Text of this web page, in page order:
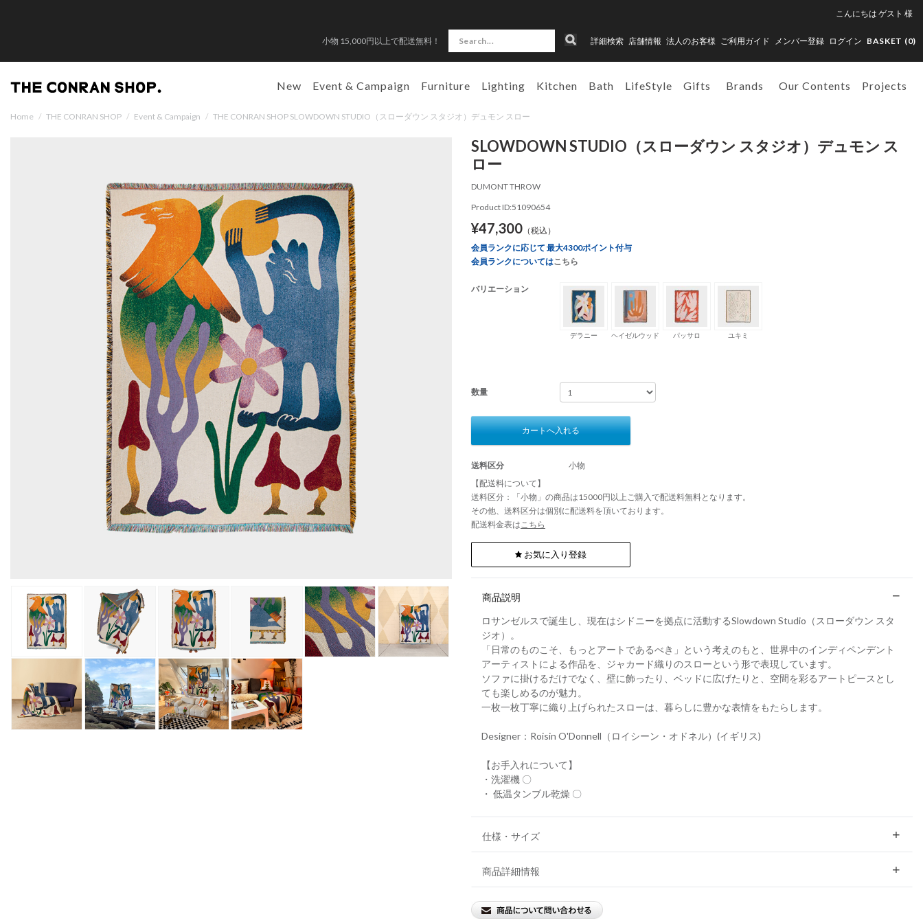
こんにちは ゲスト 様
小物 15,000円以上で配送無料！ 詳細検索 店舗情報 法人のお客様 ご利用ガイド メンバー登録 ログイン BASKET (0)
New Event & Campaign Furniture Lighting Kitchen Bath LifeStyle Gifts Brands Our Contents Projects
Home / THE CONRAN SHOP / Event & Campaign / THE CONRAN SHOP SLOWDOWN STUDIO（スローダウン スタジオ）デュモン スロー
SLOWDOWN STUDIO（スローダウン スタジオ）デュモン ス
ロー
DUMONT THROW
Product ID:51090654
¥47,300（税込）
会員ランクに応じて 最大4300ポイント付与
会員ランクについてはこちら
バリエーション
デラニー ヘイゼルウッド パッサロ ユキミ
数量
カートへ入れる
送料区分
小物
【配送料について】
送料区分：「小物」の商品は15000円以上ご購入で配送料無料となります。
その他、送料区分は個別に配送料を頂いております。
配送料金表はこちら
お気に入り登録
商品説明
ロサンゼルスで誕生し、現在はシドニーを拠点に活動するSlowdown Studio（スローダウン スタ
ジオ）。
「日常のものこそ、もっとアートであるべき」という考えのもと、世界中のインディペンデント
アーティストによる作品を、ジャカード織りのスローという形で表現しています。
ソファに掛けるだけでなく、壁に飾ったり、ベッドに広げたりと、空間を彩るアートピースとし
ても楽しめるのが魅力。
一枚一枚丁寧に織り上げられたスローは、暮らしに豊かな表情をもたらします。
Designer：Roisin O'Donnell（ロイシーン・オドネル）(イギリス)
【お手入れについて】
・洗濯機 〇
・ 低温タンブル乾燥 〇
仕様・サイズ
商品詳細情報